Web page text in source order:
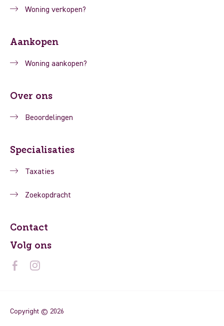
Woning verkopen?
Aankopen
Woning aankopen?
Over ons
Beoordelingen
Specialisaties
Taxaties
Zoekopdracht
Contact
Volg ons
Copyright © 2026